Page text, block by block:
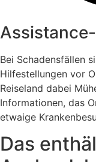
Bei Schadensfällen
Hilfestellungen vor
Reiseland dabei
Informationen, das
etwaige
Das